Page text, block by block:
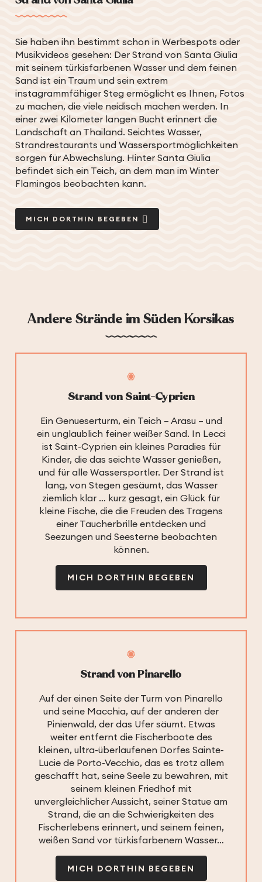
Sie haben ihn bestimmt schon in Werbespots oder
Musikvideos gesehen: Der Strand von Santa Giulia
mit seinem türkisfarbenen Wasser und dem feinen
Sand ist ein Traum und sein extrem
instagrammfähiger Steg ermöglicht es Ihnen, Fotos
zu machen, die viele neidisch machen werden. In
einer zwei Kilometer langen Bucht erinnert die
Landschaft an Thailand. Seichtes Wasser,
Strandrestaurants und Wassersportmöglichkeiten
sorgen für Abwechslung. Hinter Santa Giulia
befindet sich ein Teich, an dem man im Winter
Flamingos beobachten kann.
MICH DORTHIN BEGEBEN
Andere Strände im Süden Korsikas
Strand von Saint-Cyprien
Ein Genueserturm, ein Teich – Arasu – und
ein unglaublich feiner weißer Sand. In Lecci
ist Saint-Cyprien ein kleines Paradies für
Kinder, die das seichte Wasser genießen,
und für alle Wassersportler. Der Strand ist
lang, von Stegen gesäumt, das Wasser
ziemlich klar … kurz gesagt, ein Glück für
kleine Fische, die die Freuden des Tragens
einer Taucherbrille entdecken und
Seezungen und Seesterne beobachten
können.
MICH DORTHIN BEGEBEN
Strand von Pinarello
Auf der einen Seite der Turm von Pinarello
und seine Macchia, auf der anderen der
Pinienwald, der das Ufer säumt. Etwas
weiter entfernt die Fischerboote des
kleinen, ultra-überlaufenen Dorfes Sainte-
Lucie de Porto-Vecchio, das es trotz allem
geschafft hat, seine Seele zu bewahren, mit
seinem kleinen Friedhof mit
unvergleichlicher Aussicht, seiner Statue am
Strand, die an die Schwierigkeiten des
Fischerlebens erinnert, und seinem feinen,
weißen Sand vor türkisfarbenem Wasser…
MICH DORTHIN BEGEBEN